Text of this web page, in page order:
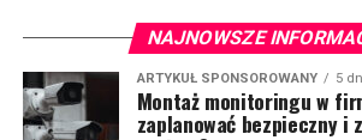
NAJNOWSZE
ARTYKUŁ SPONSOROWANY 5
Montaż monitoringu w
zaplanować bezpieczny i